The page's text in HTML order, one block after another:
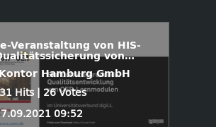
Veranstaltung von HIS-
von
Hamburg GmbH
Hits | 26 Votes
09:52